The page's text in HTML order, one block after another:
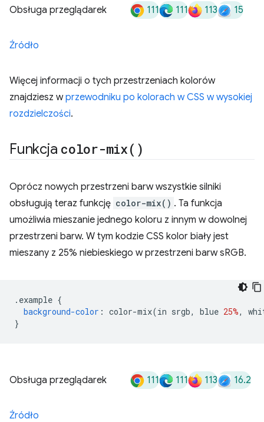
Obsługa przeglądarek 111 111 113 15
Źródło
Więcej informacji o tych przestrzeniach kolorów
znajdziesz wprzewodniku po kolorach w CSS w wysokiej
rozdzielczości.
Funkcja color-mix( )
Oprócz nowych przestrzeni barw wszystkie silniki
obsługują teraz funkcję color-mix() . Ta funkcja
umożliwia mieszanie jednego koloru z innym w dowolnej
przestrzeni barw. W tym kodzie CSS kolor biały jest
mieszany z 25% niebieskiego w przestrzeni barw sRGB.
. example {
background-color : color-mix(in srgb, blue 25%,
}
Obsługa przeglądarek 111 111 113 16.2
Źródło